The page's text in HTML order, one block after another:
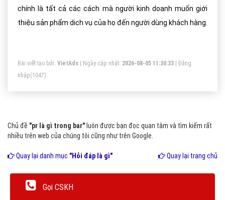
chính là tất cả các cách mà người kinh doanh muốn giới
thiệu sản phẩm dich vụ của họ đến người dùng khách hàng.
Bài viết tạo bởi: VietAds | Ngày cập nhật: 2026-08-05 11:30:33
Đăng
nhập(1047)
Chủ đề "pr là gì trong bar" luôn được bạn đọc quan tâm và tìm kiếm rất
nhiều trên web của chúng tôi cũng như trên Google.
Quay lại danh mục "Hỏi đáp là gì" Quay lại trang chủ
Gọi CSKH